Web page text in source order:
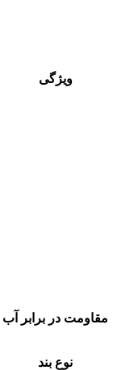
ویژگی
مقاومت در برابر آب
نوع بند